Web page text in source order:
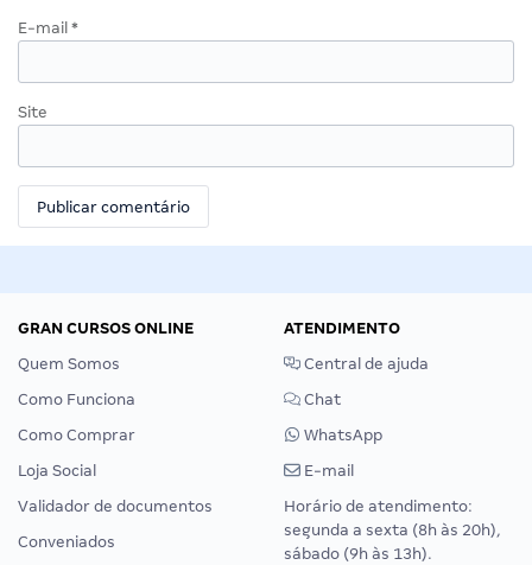
E-mail *
Site
GRAN CURSOS ONLINE
Quem Somos
Como Funciona
Como Comprar
Loja Social
Validador de documentos
Conveniados
ATENDIMENTO
Central de ajuda
Chat
WhatsApp
E-mail
Horário de atendimento:
segunda a sexta (8h às 20h),
sábado (9h às 13h).